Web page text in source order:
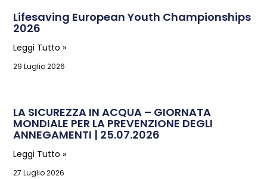
Lifesaving European Youth Championships
2026
Leggi Tutto »
29 Luglio 2026
LA SICUREZZA IN ACQUA – GIORNATA
MONDIALE PER LA PREVENZIONE DEGLI
ANNEGAMENTI | 25.07.2026
Leggi Tutto »
27 Luglio 2026